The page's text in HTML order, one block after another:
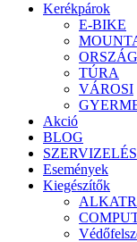
Kerékpárok
E-BIKE
TÚRA
VÁROSI
Akció
BLOG
SZERVIZELÉS
Események
Kiegészítők